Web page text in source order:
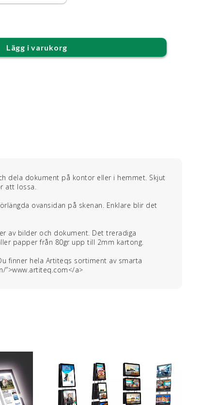
Lägg i varukorg
dela dokument på kontor eller i hemmet. Skjut
att lossa.
ovansidan på skenan. Enklare blir det
av bilder och dokument. Det treradiga
papper från 80gr upp till 2mm kartong.
finner hela Artiteqs sortiment av smarta
”>www.artiteq.com</a>